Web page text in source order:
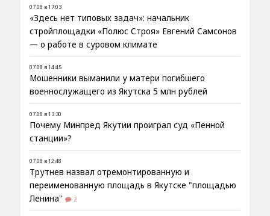
07.08 в 17:03
«Здесь нет типовых задач»: начальник
стройплощадки «Полюс Строя» Евгений Самсонов
— о работе в суровом климате
07.08 в 14:45
Мошенники выманили у матери погибшего
военнослужащего из Якутска 5 млн рублей
07.08 в 13:30
Почему Минпред Якутии проиграл суд «Пенной
станции»?
07.08 в 12:48
Трутнев назвал отремонтированную и
переименованную площадь в Якутске "площадью
Ленина"
2